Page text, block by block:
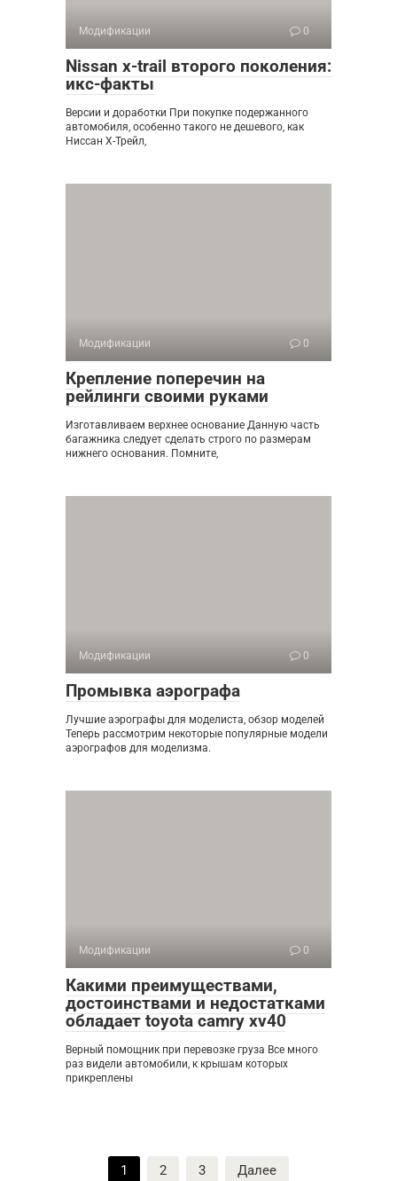
Модификации 0
Nissan x-trail второго поколения:
икс-факты
Версии и доработки При покупке подержанного
автомобиля, особенно такого не дешевого, как
Ниссан Х-Трейл,
Модификации 0
Крепление поперечин на
рейлинги своими руками
Изготавливаем верхнее основание Данную часть
багажника следует сделать строго по размерам
нижнего основания. Помните,
Модификации 0
Промывка аэрографа
Лучшие аэрографы для моделиста, обзор моделей
Теперь рассмотрим некоторые популярные модели
аэрографов для моделизма.
Модификации 0
Какими преимуществами,
достоинствами и недостатками
обладает toyota camry xv40
Верный помощник при перевозке груза Все много
раз видели автомобили, к крышам которых
прикреплены
1 2 3 Далее